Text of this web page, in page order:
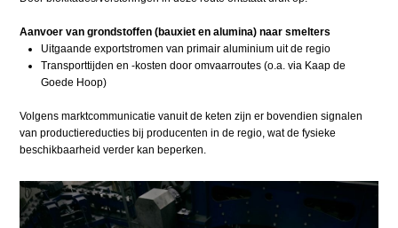
Aanvoer van grondstoffen (bauxiet en alumina) naar smelters
Uitgaande exportstromen van primair aluminium uit de regio
Transporttijden en -kosten door omvaarroutes (o.a. via Kaap de
Goede Hoop)
Volgens marktcommunicatie vanuit de keten zijn er bovendien signalen
van productiereducties bij producenten in de regio, wat de fysieke
beschikbaarheid verder kan beperken.